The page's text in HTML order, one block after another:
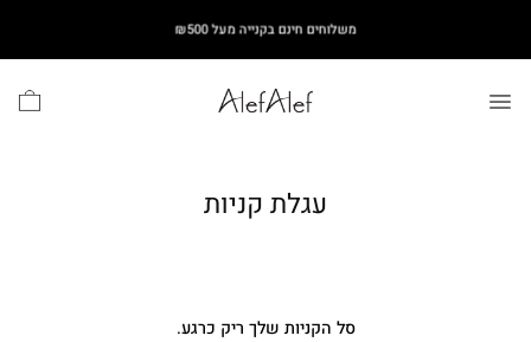
content
משלוחים חינם בקנייה מעל ₪500
עגלת קניות
סל הקניות שלך ריק כרגע.